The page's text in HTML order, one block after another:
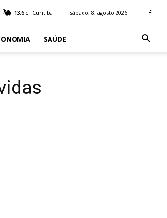
13.6 C Curitiba sábado, 8, agosto 2026
SAÚDE